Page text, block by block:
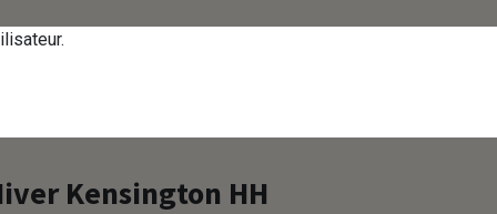
nous Se connecter FR
Kensington HH